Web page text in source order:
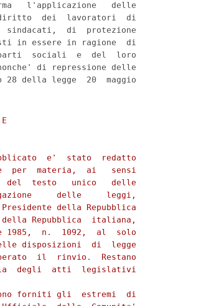
l'applicazione   delle
diritto  dei  lavoratori  di
di  protezione
in essere in ragione  di
sociali  e  del  loro
di repressione delle
della legge  20  maggio
dell'Unione   europea   che   recano   meri
          adeguamenti tecnici. 
              7. I decreti legislativi di recepimento delle direttive
          previste dalla legge di delegazione europea,  adottati,  ai
          sensi dell'articolo 117, quinto comma,